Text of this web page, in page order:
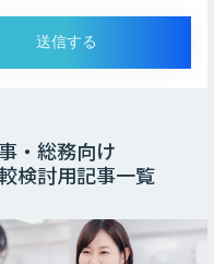
・総務向け
検討用記事一覧